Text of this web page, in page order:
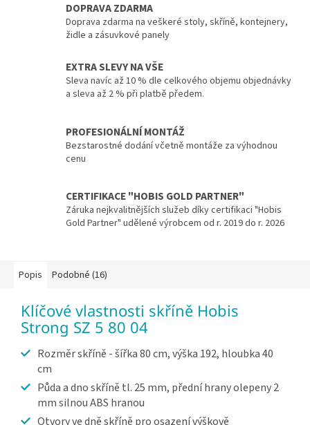
DOPRAVA ZDARMA
Doprava zdarma na veškeré stoly, skříně, kontejnery,
židle a zásuvkové panely
EXTRA SLEVY NA VŠE
Sleva navíc až 10 % dle celkového objemu objednávky
a sleva až 2 % při platbě předem.
PROFESIONÁLNÍ MONTÁŽ
Bezstarostné dodání včetně montáže za výhodnou
cenu
CERTIFIKACE "HOBIS GOLD PARTNER"
Záruka nejkvalitnějších služeb díky certifikaci "Hobis
Gold Partner" udělené výrobcem od r. 2019 do r. 2026
Popis Podobné (16)
Klíčové vlastnosti skříně Hobis
Strong SZ 5 80 04
Rozměr skříně - šířka 80 cm, výška 192, hloubka 40
cm
Půda a dno skříně tl. 25 mm, přední hrany olepeny 2
mm silnou ABS hranou
Otvory ve dně skříně pro osazení výškově